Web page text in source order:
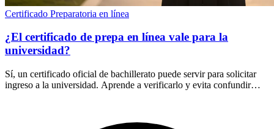
Certificado Preparatoria en línea
¿El certificado de prepa en línea vale para la
universidad?
Sí, un certificado oficial de bachillerato puede servir para solicitar
ingreso a la universidad. Aprende a verificarlo y evita confundir